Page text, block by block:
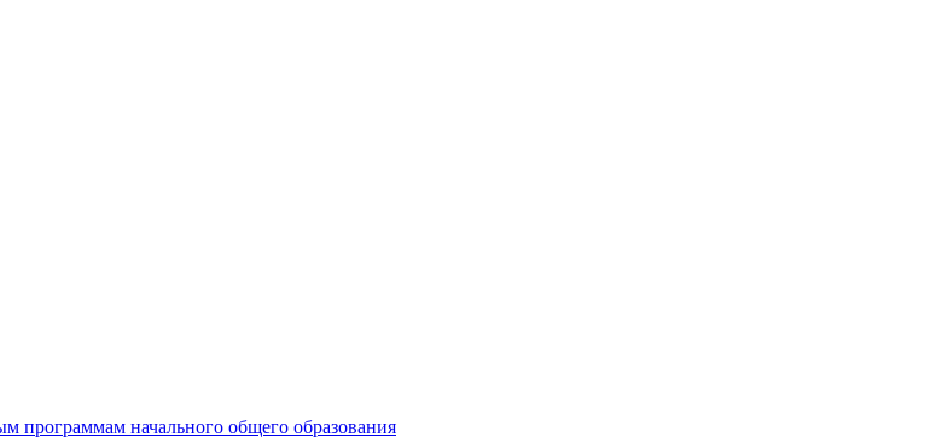
программам начального общего образования